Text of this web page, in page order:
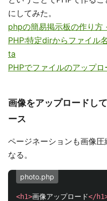
にしてみた。
phpの簡易掲示板の作り方
PHP:特定dirからファイル
ta
PHPでファイルのアップ
画像をアップロードし
ース
ページネーションも画像圧
なる。
photo.php
<h1>画像アップロード</